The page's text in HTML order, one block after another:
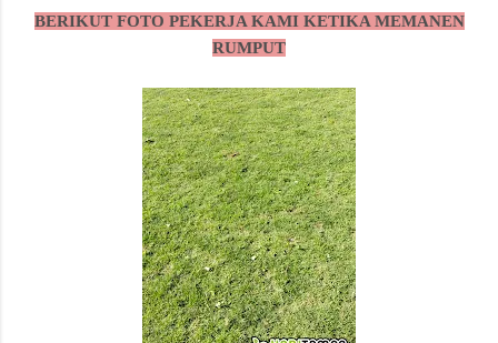
BERIKUT FOTO PEKERJA KAMI KETIKA MEMANEN
RUMPUT